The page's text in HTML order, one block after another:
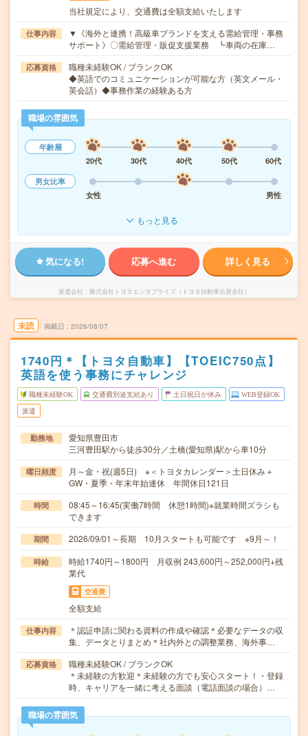
当社規定により、交通費は全額支給いたします
仕事内容
▼《海外と連携！高級車ブランドを支える需給管理・事務
サポート》〇需給管理・販促支援業務 ┗車両の在庫…
応募資格
職種未経験OK / ブランクOK
◆英語でのコミュニケーションが可能な方（英文メール・
英会話）◆事務作業の経験ある方
職場の雰囲気
年齢層
20代
30代 40代 50代
60代
男女比率
女性
男性
もっと見る
気になる! 応募へ進む 詳しく見る
派遣会社 株式会社トヨタエンタプライズ（トヨタ自動車出資会社）
未読 掲載日 2026/08/07
1740円＊【トヨタ自動車】【TOEIC750点】
英語を使う事務にチャレンジ
職種未経験OK 交通費別途支給あり 土日祝日が休み WEB登録OK
派遣
勤務地
愛知県豊田市
三河豊田駅から徒歩30分／土橋(愛知県)駅から車10分
曜日頻度
月～金・祝(週5日) ※＜トヨタカレンダー＞土日休み＋
GW・夏季・年末年始連休 年間休日121日
時間
08:45～16:45(実働7時間 休憩1時間)※就業時間ズラシも
できます
期間 2026/09/01～長期 10月スタートも可能です ※9月～！
時給
時給1740円～1800円 月収例 243,600円～252,000円+残
業代
交通費
全額支給
仕事内容
＊認証申請に関わる資料の作成や確認＊必要なデータの収
集、データとりまとめ＊社内外との調整業務、海外事…
応募資格
職種未経験OK / ブランクOK
＊未経験の方歓迎＊未経験の方でも安心スタート！・登録
時、キャリアを一緒に考える面談（電話面談の場合）…
職場の雰囲気